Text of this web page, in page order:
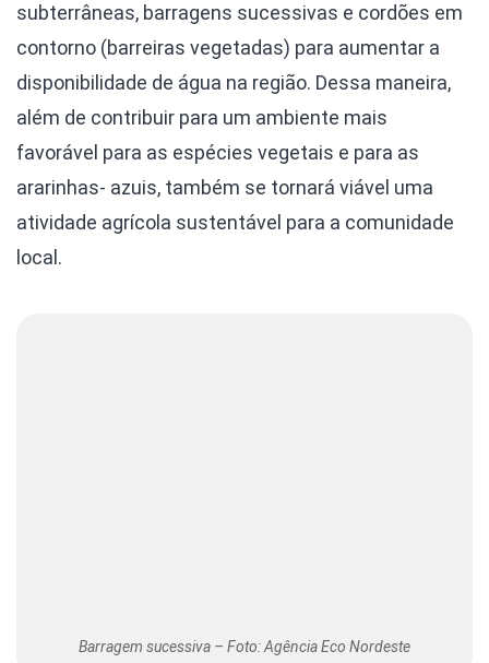
subterrâneas, barragens sucessivas e cordões em
contorno (barreiras vegetadas) para aumentar a
disponibilidade de água na região. Dessa maneira,
além de contribuir para um ambiente mais
favorável para as espécies vegetais e para as
ararinhas- azuis, também se tornará viável uma
atividade agrícola sustentável para a comunidade
local.
Barragem sucessiva – Foto: Agência Eco Nordeste